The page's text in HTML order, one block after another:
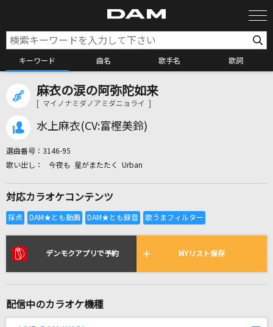
キーワード 曲名 歌手名 歌詞
カラオケ検索
カラオケ店舗検索
全国りれき
リアルタイムで歌われている曲の一覧
[生音]イルミネーション
麻衣の涙の阿弥陀如来
[ マイノナミダノアミダニョライ ]
水上麻衣(CV:富樫美鈴)
選曲番号： 3146-95
今夜も 星がまたたく Urban
対応カラオケコンテンツ
デンモクアプリで予約 MYリスト保存
配信中のカラオケ機種